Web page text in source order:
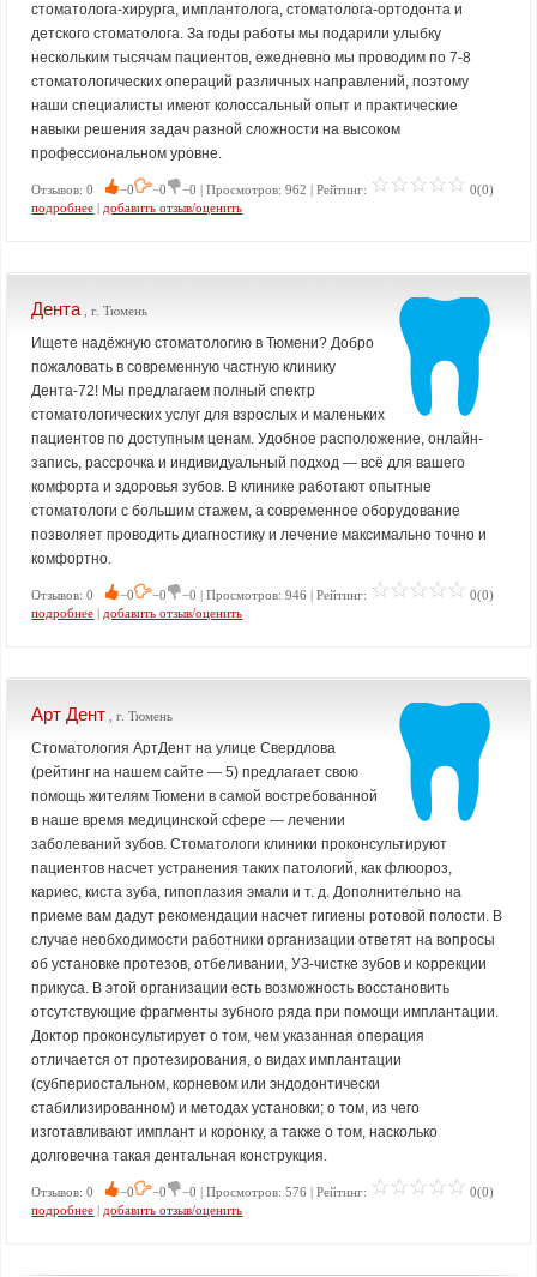
стоматолога-хирурга, имплантолога, стоматолога-ортодонта и
детского стоматолога. За годы работы мы подарили улыбку
нескольким тысячам пациентов, ежедневно мы проводим по 7-8
стоматологических операций различных направлений, поэтому
наши специалисты имеют колоссальный опыт и практические
навыки решения задач разной сложности на высоком
профессиональном уровне.
Отзывов: 0 −0 −0 −0 | Просмотров: 962 | Рейтинг:
0(0)
подробнее | добавить отзыв/оценить
Дента , г. Тюмень
Ищете надёжную стоматологию в Тюмени? Добро
пожаловать в современную частную клинику
Дента-72! Мы предлагаем полный спектр
стоматологических услуг для взрослых и маленьких
пациентов по доступным ценам. Удобное расположение, онлайн-
запись, рассрочка и индивидуальный подход — всё для вашего
комфорта и здоровья зубов. В клинике работают опытные
стоматологи с большим стажем, а современное оборудование
позволяет проводить диагностику и лечение максимально точно и
комфортно.
Отзывов: 0 −0 −0 −0 | Просмотров: 946 | Рейтинг:
0(0)
подробнее | добавить отзыв/оценить
Арт Дент , г. Тюмень
Стоматология АртДент на улице Свердлова
(рейтинг на нашем сайте — 5) предлагает свою
помощь жителям Тюмени в самой востребованной
в наше время медицинской сфере — лечении
заболеваний зубов. Стоматологи клиники проконсультируют
пациентов насчет устранения таких патологий, как флюороз,
кариес, киста зуба, гипоплазия эмали и т. д. Дополнительно на
приеме вам дадут рекомендации насчет гигиены ротовой полости. В
случае необходимости работники организации ответят на вопросы
об установке протезов, отбеливании, УЗ-чистке зубов и коррекции
прикуса. В этой организации есть возможность восстановить
отсутствующие фрагменты зубного ряда при помощи имплантации.
Доктор проконсультирует о том, чем указанная операция
отличается от протезирования, о видах имплантации
(субпериостальном, корневом или эндодонтически
стабилизированном) и методах установки; о том, из чего
изготавливают имплант и коронку, а также о том, насколько
долговечна такая дентальная конструкция.
Отзывов: 0 −0 −0 −0 | Просмотров: 576 | Рейтинг:
0(0)
подробнее | добавить отзыв/оценить